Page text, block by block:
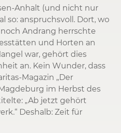
Anhalt (und nicht nur
so: anspruchsvoll. Dort, wo
Andrang herrschte
und Horten an
war, gehört dies
an. Kein Wunder, dass
Magazin „Der
im Herbst des
„Ab jetzt gehört
Deshalb: Zeit für